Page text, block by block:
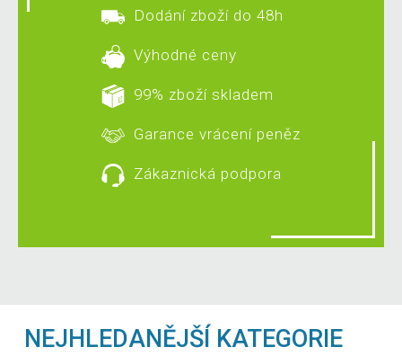
Dodání zboží do 48h
Výhodné ceny
99% zboží skladem
Garance vrácení peněz
Zákaznická podpora
NEJHLEDANĚJŠÍ KATEGORIE